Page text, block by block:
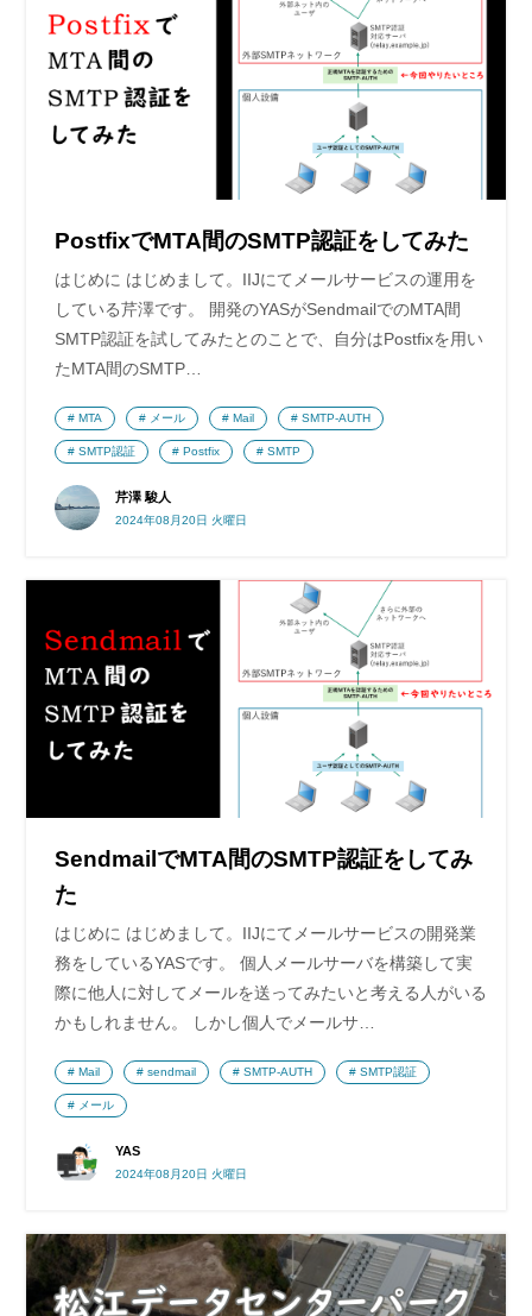
PostfixでMTA間のSMTP認証をしてみた
はじめに はじめまして。IIJにてメールサービスの運用を
している芹澤です。 開発のYASがSendmailでのMTA間
SMTP認証を試してみたとのことで、自分はPostfixを用い
たMTA間のSMTP…
芹澤 駿人
2024年08月20日 火曜日
MTA メール Mail SMTP-AUTH
SMTP認証 Postfix SMTP
SendmailでMTA間のSMTP認証をしてみ
た
はじめに はじめまして。IIJにてメールサービスの開発業
務をしているYASです。 個人メールサーバを構築して実
際に他人に対してメールを送ってみたいと考える人がいる
かもしれません。 しかし個人でメールサ…
YAS
2024年08月20日 火曜日
Mail sendmail SMTP-AUTH SMTP認証
メール